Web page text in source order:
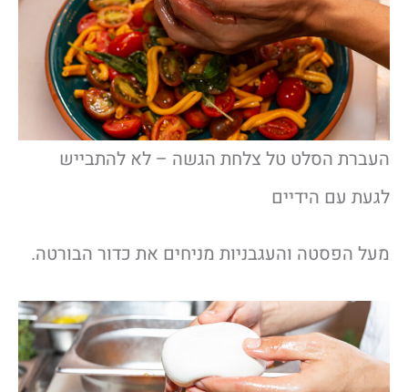
העברת הסלט טל צלחת הגשה – לא להתבייש
לגעת עם הידיים
מעל הפסטה והעגבניות מניחים את כדור הבורטה.